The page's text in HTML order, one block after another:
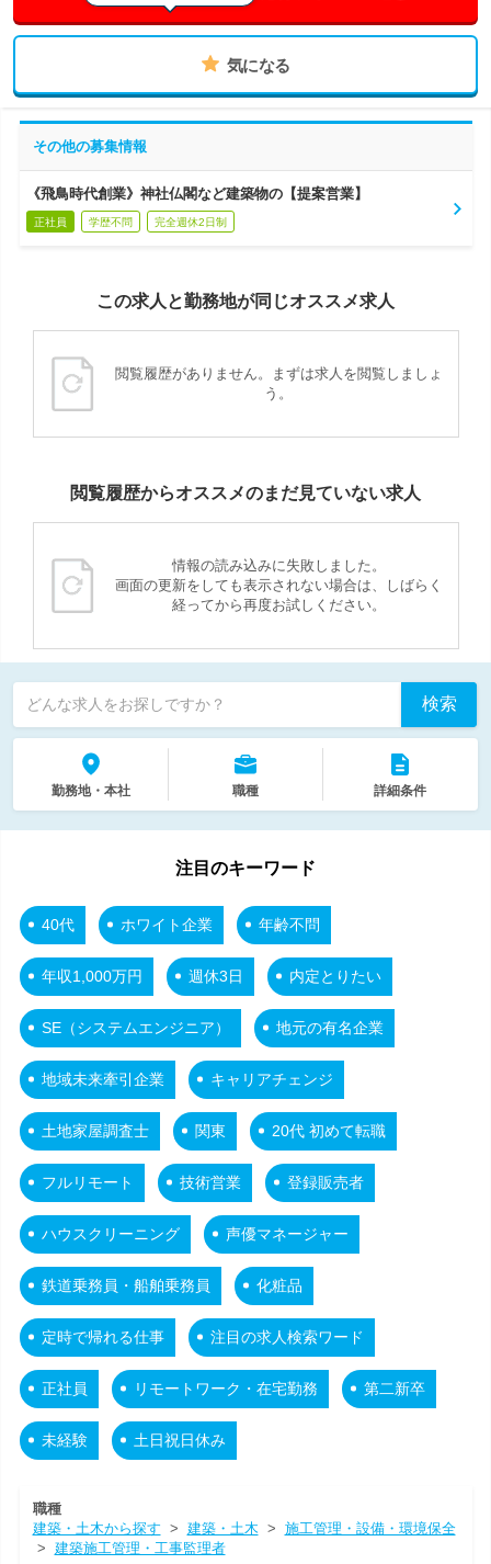
気になる
その他の募集情報
《飛鳥時代創業》神社仏閣など建築物の【提案営業】
正社員 学歴不問 完全週休2日制
この求人と勤務地が同じオススメ求人
閲覧履歴がありません。まずは求人を閲覧しましょ
う。
閲覧履歴からオススメのまだ見ていない求人
情報の読み込みに失敗しました。
画面の更新をしても表示されない場合は、しばらく
経ってから再度お試しください。
どんな求人をお探しですか？ 検索
勤務地・本社 職種 詳細条件
注目のキーワード
40代 ホワイト企業 年齢不問
年収1,000万円 週休3日 内定とりたい
SE（システムエンジニア） 地元の有名企業
地域未来牽引企業 キャリアチェンジ
土地家屋調査士 関東 20代 初めて転職
フルリモート 技術営業 登録販売者
ハウスクリーニング 声優マネージャー
鉄道乗務員・船舶乗務員 化粧品
定時で帰れる仕事 注目の求人検索ワード
正社員 リモートワーク・在宅勤務 第二新卒
未経験 土日祝日休み
職種
建築・土木から探す > 建築・土木 > 施工管理・設備・環境保全
> 建築施工管理・工事監理者